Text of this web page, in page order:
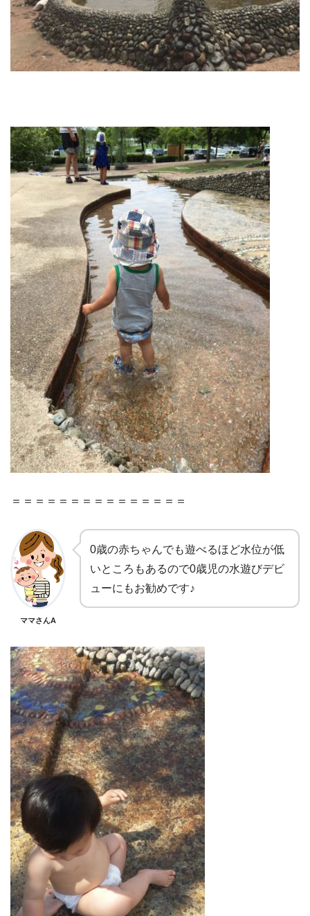
＝＝＝＝＝＝＝＝＝＝＝＝＝＝＝
ママさんA
0歳の赤ちゃんでも遊べるほど水位が低
いところもあるので0歳児の水遊びデビ
ューにもお勧めです♪